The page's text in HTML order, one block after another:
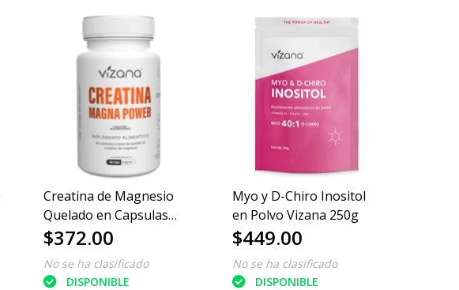
Creatina de Magnesio
Quelado en Capsulas
Vizana 180/600mg
$372.00
No se ha clasificado
DISPONIBLE
Myo y D-Chiro Inositol
en Polvo Vizana 250g
$449.00
No se ha clasificado
DISPONIBLE